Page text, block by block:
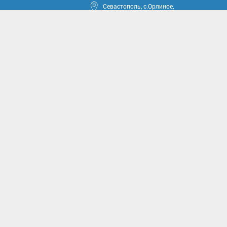
Севастополь, с.Орлиное,